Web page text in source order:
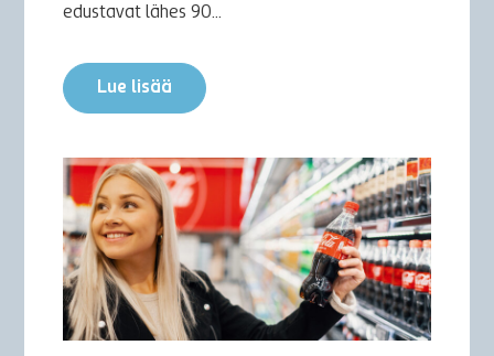
edustavat lähes 90...
Lue lisää